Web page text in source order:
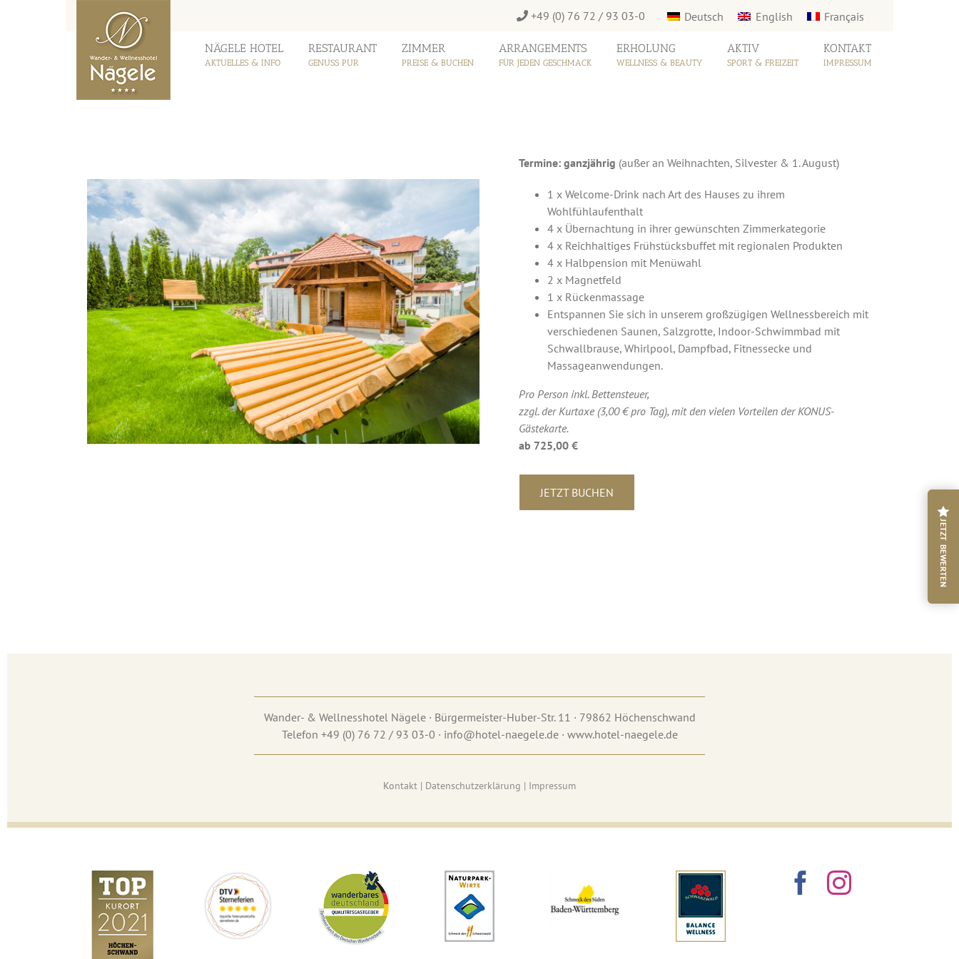
Facebook +49 (0) 76 72 / 93 03-0 Deutsch English Français
NÄGELE HOTEL
AKTUELLES & INFO
RESTAURANT
GENUSS PUR
ZIMMER
PREISE & BUCHEN
ARRANGEMENTS
FÜR JEDEN GESCHMACK
ERHOLUNG
WELLNESS & BEAUTY
AKTIV
SPORT & FREIZEIT
KONTAKT
IMPRESSUM
Termine: ganzjährig (außer an Weihnachten, Silvester & 1. August)
1 x Welcome-Drink nach Art des Hauses zu ihrem
Wohlfühlaufenthalt
4 x Übernachtung in ihrer gewünschten Zimmerkategorie
4 x Reichhaltiges Frühstücksbuffet mit regionalen Produkten
4 x Halbpension mit Menüwahl
2 x Magnetfeld
1 x Rückenmassage
Entspannen Sie sich in unserem großzügigen Wellnessbereich mit
verschiedenen Saunen, Salzgrotte, Indoor-Schwimmbad mit
Schwallbrause, Whirlpool, Dampfbad, Fitnessecke und
Massageanwendungen.
Pro Person inkl. Bettensteuer,
zzgl. der Kurtaxe (3,00 € pro Tag), mit den vielen Vorteilen der KONUS-
Gästekarte.
ab 725,00 €
JETZT BUCHEN
Wander- & Wellnesshotel Nägele · Bürgermeister-Huber-Str. 11 · 79862 Höchenschwand
Telefon +49 (0) 76 72 / 93 03-0 · info@hotel-naegele.de · www.hotel-naegele.de
Kontakt | Datenschutzerklärung | Impressum
JETZT BEWERTEN